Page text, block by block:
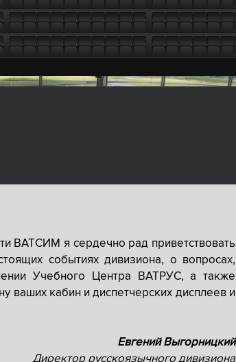
ВАТСИМ я сердечно рад приветствовать
событиях дивизиона, о вопросах,
Учебного Центра ВАТРУС, а также
ваших кабин и диспетчерских дисплеев и
Евгений Выгорницкий
Директор русскоязычного дивизиона